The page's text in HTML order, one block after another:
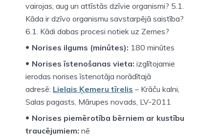
vairojas, aug un attīstās dzīvie organismi? 5.1.
Kāda ir dzīvo organismu savstarpējā saistība?
6.1. Kādi dabas procesi notiek uz Zemes?
Norises ilgums (minūtes): 180 minūtes
Norises īstenošanas vieta: izglītojamie
ierodas norises īstenotāja norādītajā
adresē: Lielais Ķemeru tīrelis – Krāču kalni,
Salas pagasts, Mārupes novads, LV-2011
Norises piemērotība bērniem ar kustību
traucējumiem: nē